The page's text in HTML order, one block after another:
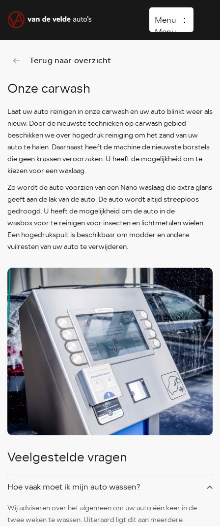
Menu
Menu
Home
Occasions
Over ons
Vacature
Verkocht
Contact
Wasboxen
Carwash
Terug naar overzicht
Onze carwash
Laat uw auto reinigen in onze carwash en uw auto blinkt weer als
nieuw. Door de nieuwste technieken op carwash gebied
beschikken we over hogedruk reiniging om het zand van uw
auto te halen. Daarnaast heeft de machine de nieuwste borstels
die geen krassen veroorzaken. U heeft de mogelijkheid om te
kiezen voor een waxlaag.
Zo wordt de auto voorzien van een Nano waslaag die extra glans
geeft aan de lak van de auto. De auto wordt altijd streeploos
gedroogd. U heeft de mogelijkheid om de auto in de
wasbox voor te reinigen voor insecten en lichtmetalen wielen.
Een hogedrukspuit is beschikbaar om modder en andere
vuilresten van uw auto te verwijderen.
Veelgestelde vragen
Hoe vaak moet ik mijn auto wassen?
Wij adviseren over het algemeen om uw auto één keer in de
twee weken te wassen. Uiteraard ligt dit aan meerdere